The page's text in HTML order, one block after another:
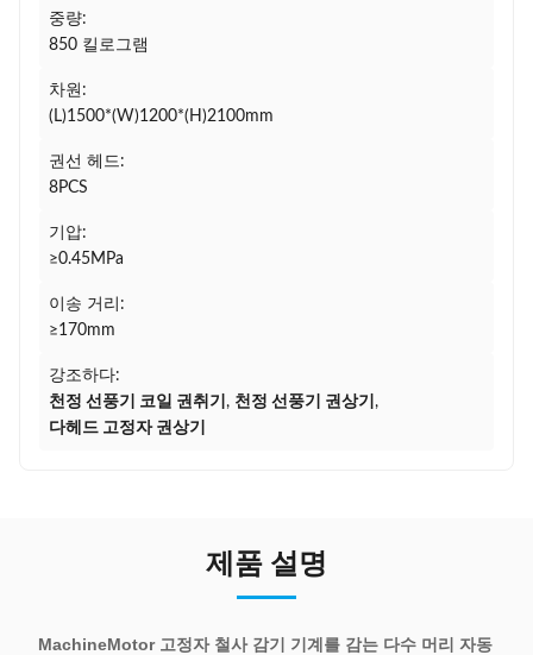
중량:
850 킬로그램
차원:
(L)1500*(W)1200*(H)2100mm
권선 헤드:
8PCS
기압:
≥0.45MPa
이송 거리:
≥170mm
강조하다:
천정 선풍기 코일 권취기 , 천정 선풍기 권상기 ,
다헤드 고정자 권상기
제품 설명
MachineMotor 고정자 철사 감기 기계를 감는 다수 머리 자동